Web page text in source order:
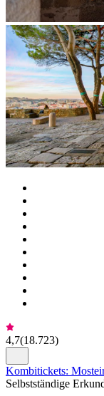
4,7(18.723)
Kombitickets:
Selbstständige